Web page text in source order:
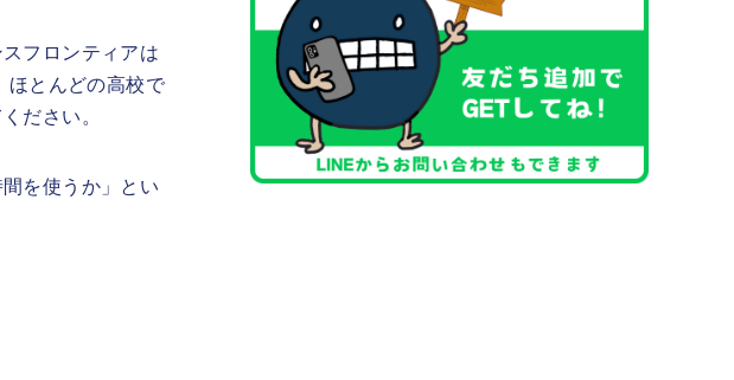
フロンティアは
ほとんどの高校で
ださい。
を使うか」とい